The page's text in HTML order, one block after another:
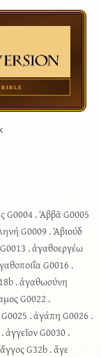
G0004 .Ἀββᾶ G0005
G0009.Ἀβιούδ
.ἀγαθοεργέω
G0016.
.ἀγαθωσύνη
G0022 .
.ἀγάπη G0026.
ἀγγεῖον G0030.
ἄγγος G32b.ἄγε